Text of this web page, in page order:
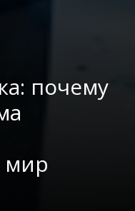
почему
мир